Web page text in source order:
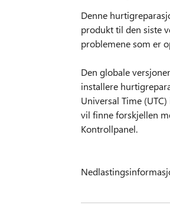
Denne
produkt til den siste
problemene som er
Den globale
installere
Universal Time
vil finne forskjellen
Kontrollpanel.